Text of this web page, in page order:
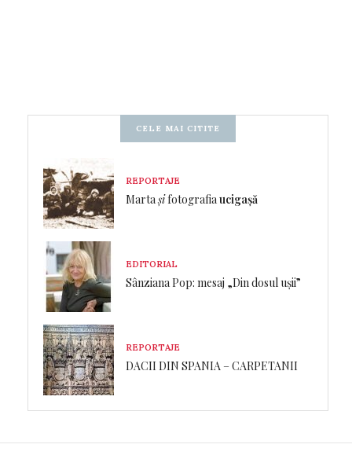
CELE MAI CITITE
REPORTAJE
Martașifotografia ucigașă
EDITORIAL
Sânziana Pop: mesaj „Din dosul ușii”
REPORTAJE
DACII DIN SPANIA – CARPETANII